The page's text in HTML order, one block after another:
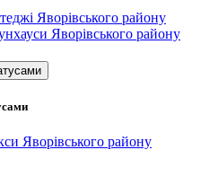
Яворівського району
Яворівського району
Яворівського району